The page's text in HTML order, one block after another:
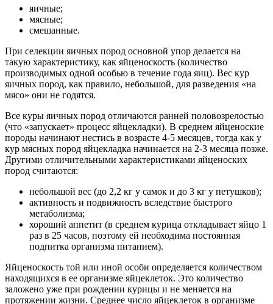
яичные;
мясные;
смешанные.
При селекции яичных пород основной упор делается на
такую характеристику, как яйценоскость (количество
производимых одной особью в течение года яиц). Вес кур
яичных пород, как правило, небольшой, для разведения «на
мясо» они не годятся.
Все куры яичных пород отличаются ранней половозрелостью
(что «запускает» процесс яйцекладки). В среднем яйценоские
породы начинают нестись в возрасте 4-5 месяцев, тогда как у
кур мясных пород яйцекладка начинается на 2-3 месяца позже.
Другими отличительными характеристиками яйценоских
пород считаются:
небольшой вес (до 2,2 кг у самок и до 3 кг у петушков);
активность и подвижность вследствие быстрого
метаболизма;
хороший аппетит (в среднем курица откладывает яйцо 1
раз в 25 часов, поэтому ей необходима постоянная
подпитка организма питанием).
Яйценоскость той или иной особи определяется количеством
находящихся в ее организме яйцеклеток. Это количество
заложено уже при рождении курицы и не меняется на
протяжении жизни. Среднее число яйцеклеток в организме